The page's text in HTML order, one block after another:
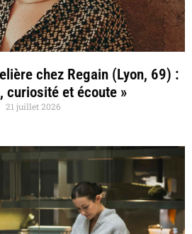
chez Regain (Lyon, 69) :
curiosité et écoute »
21 juillet 2026